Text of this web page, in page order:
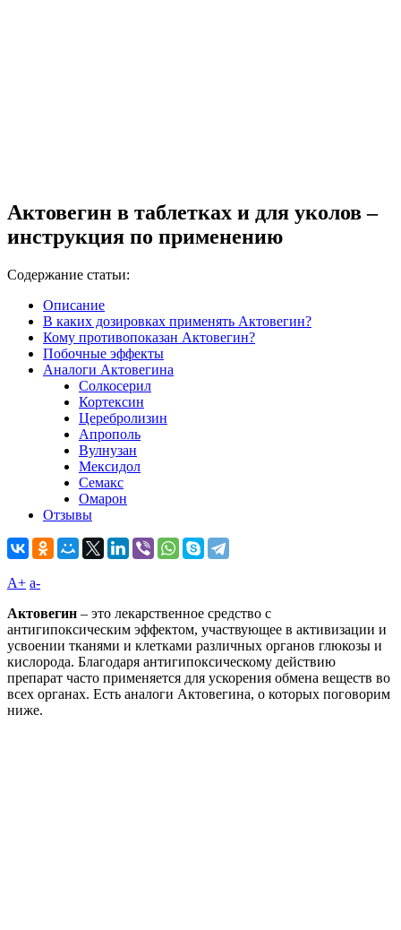
Актовегин в таблетках и для уколов –
инструкция по применению
Содержание статьи:
Описание
В каких дозировках применять Актовегин?
Кому противопоказан Актовегин?
Побочные эффекты
Аналоги Актовегина
Солкосерил
Кортексин
Церебролизин
Апрополь
Вулнузан
Мексидол
Семакс
Омарон
Отзывы
A+ а-
Актовегин – это лекарственное средство с
антигипоксическим эффектом, участвующее в активизации и
усвоении тканями и клетками различных органов глюкозы и
кислорода. Благодаря антигипоксическому действию
препарат часто применяется для ускорения обмена веществ во
всех органах. Есть аналоги Актовегина, о которых поговорим
ниже.